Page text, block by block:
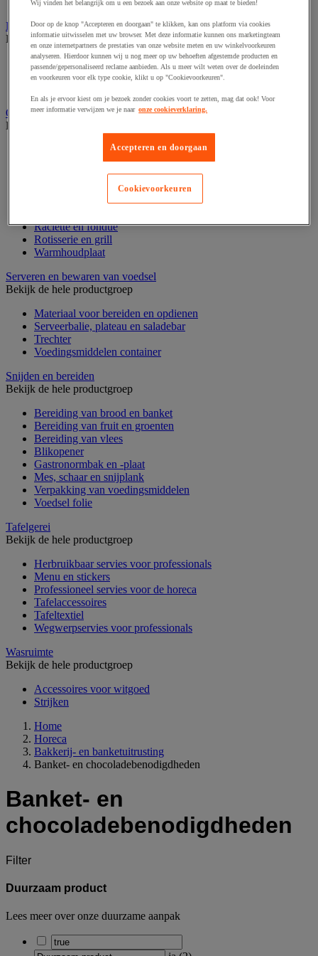
Koelapparatuur
Bekijk de hele productgroep
Koelkast en diepvries
Vitrine en koelapparatuur
Oven en kooktoestel
Bekijk de hele productgroep
Afzuigkap en filter
Barbecue en toebehoren
Eier- en pastakoker
Gasformuis en kookplaat
Raclette en fondue
Rotisserie en grill
Warmhoudplaat
Serveren en bewaren van voedsel
Bekijk de hele productgroep
Materiaal voor bereiden en opdienen
Serveerbalie, plateau en saladebar
Trechter
Voedingsmiddelen container
Snijden en bereiden
Bekijk de hele productgroep
Bereiding van brood en banket
Bereiding van fruit en groenten
Bereiding van vlees
Blikopener
Gastronormbak en -plaat
Mes, schaar en snijplank
Verpakking van voedingsmiddelen
Voedsel folie
Tafelgerei
Bekijk de hele productgroep
Herbruikbaar servies voor professionals
Menu en stickers
Professioneel servies voor de horeca
Tafelaccessoires
Tafeltextiel
Wegwerpservies voor professionals
Wasruimte
Bekijk de hele productgroep
Accessoires voor witgoed
Strijken
Home
Horeca
Bakkerij- en banketuitrusting
Banket- en chocoladebenodigdheden
Banket- en
chocoladebenodigdheden
Filter
Duurzaam product
Lees meer over onze duurzame aanpak
Wij vinden het belangrijk om u een bezoek aan onze website op maat te bieden!
Door op de knop "Accepteren en doorgaan" te klikken, kan ons platform via cookies
informatie uitwisselen met uw browser. Met deze informatie kunnen ons marketingteam
en onze internetpartners de prestaties van onze website meten en uw winkelvoorkeuren
analyseren. Hierdoor kunnen wij u nog meer op uw behoeften afgestemde producten en
passende/gepersonaliseerd reclame aanbieden. Als u meer wilt weten over de doeleinden
en voorkeuren voor elk type cookie, klikt u op "Cookievoorkeuren".
En als je ervoor kiest om je bezoek zonder cookies voort te zetten, mag dat ook! Voor
meer informatie verwijzen we je naar onze cookieverklaring.
Accepteren en doorgaan
Cookievoorkeuren